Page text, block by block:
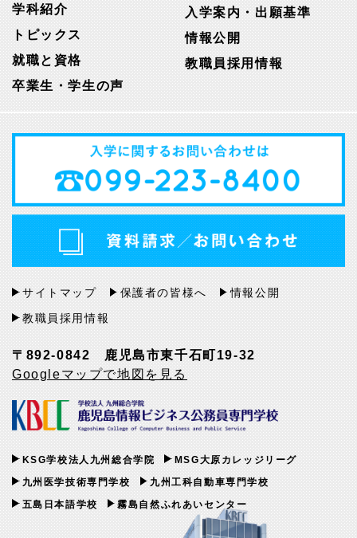
学科紹介
トピックス
就職と資格
卒業生・学生の声
入学案内・出願基準
情報公開
教職員採用情報
〒892-0842 鹿児島市東千石町19-32
Googleマップで地図を見る
KSG学校法人九州総合学院
MSG大原カレッジリーグ
九州医学技術専門学校
九州工科自動車専門学校
五島日本語学校
霧島自然ふれあいセンター
サイトマップ 保護者の皆様へ
情報公開
教職員採用情報